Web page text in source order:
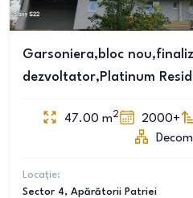
Garsoniera,bloc
dezvoltator,Platinum
47.00 m2 2000+
Locație:
Sector 4, Apărătorii Patriei